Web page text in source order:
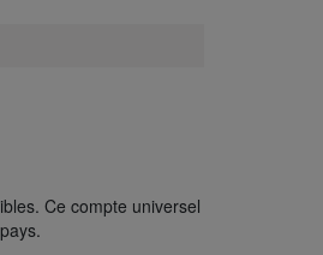
Ce compte universel